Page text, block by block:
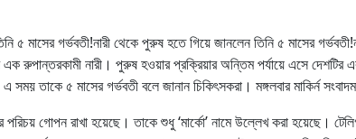
৫ মাসের গর্ভবতী!নারী থেকে পুরুষ হতে গিয়ে জানলেন তিনি ৫ মাসের
রুপান্তরকামী নারী। পুরুষ হওয়ার প্রক্রিয়ার অন্তিম পর্যায়ে এসে দেশটির
সময় তাকে ৫ মাসের গর্ভবতী বলে জানান চিকিৎসকরা। মঙ্গলবার মাকির্ন
গোপন রাখা হয়েছে। তাকে শুধু ‘মার্কো’ নামে উল্লেখ করা হয়েছে।